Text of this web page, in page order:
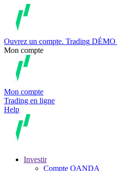
Ouvrez un compte. Trading DÉMO
Mon compte
Mon compte
Trading en ligne
Help
Investir
Compte OANDA